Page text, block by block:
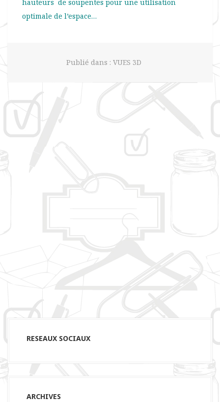
hauteurs de soupentes pour une utilisation
optimale de l’espace…
Publié dans : VUES 3D
RESEAUX SOCIAUX
ARCHIVES